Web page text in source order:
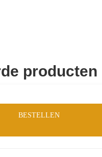
producten
BESTELLEN